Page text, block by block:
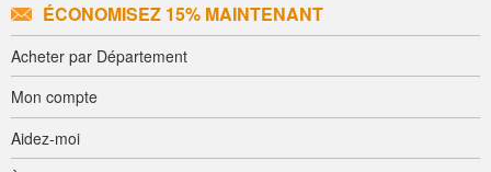
ÉCONOMISEZ 15% MAINTENANT
Acheter par Département
Mon compte
Aidez-moi